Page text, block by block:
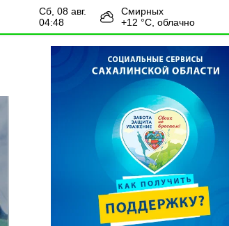
сб, 08 авг.
04:48
Смирных
+12 °С, облачно